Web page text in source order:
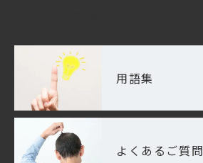
用語集
よくあるご質問